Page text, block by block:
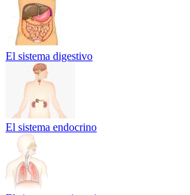
El sistema digestivo
El sistema endocrino